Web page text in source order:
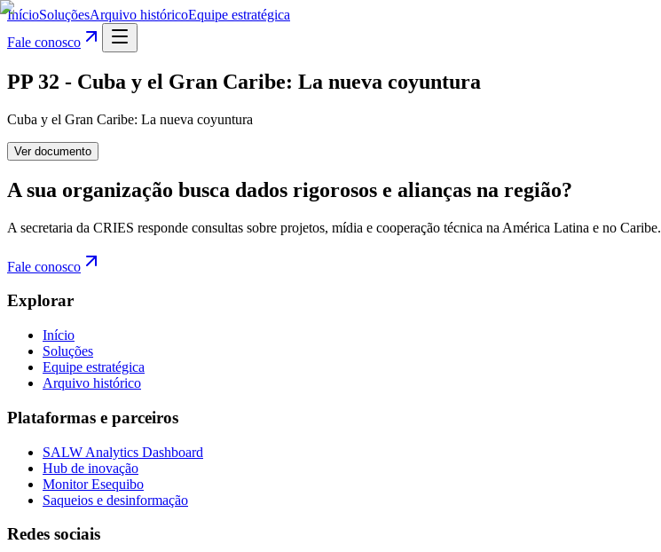
InícioSoluçõesArquivo históricoEquipe estratégica
Fale conosco
PP 32 - Cuba y el Gran Caribe: La nueva coyuntura
Cuba y el Gran Caribe: La nueva coyuntura
Ver documento
A sua organização busca dados rigorosos e alianças na região?
A secretaria da CRIES responde consultas sobre projetos, mídia e cooperação técnica na América Latina e no Caribe.
Fale conosco
Explorar
Início
Soluções
Equipe estratégica
Arquivo histórico
Plataformas e parceiros
SALW Analytics Dashboard
Hub de inovação
Monitor Esequibo
Saqueios e desinformação
Redes sociais